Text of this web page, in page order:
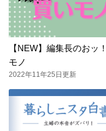
【NEW】編集長のおッ
モノ
2022年11年25日更新